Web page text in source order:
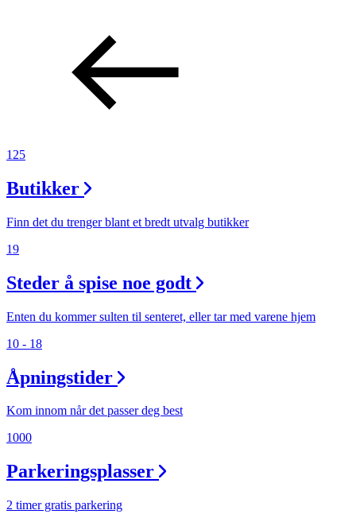
125
Butikker
Finn det du trenger blant et bredt utvalg butikker
19
Steder å spise noe godt
Enten du kommer sulten til senteret, eller tar med varene hjem
10 - 18
Åpningstider
Kom innom når det passer deg best
1000
Parkeringsplasser
2 timer gratis parkering